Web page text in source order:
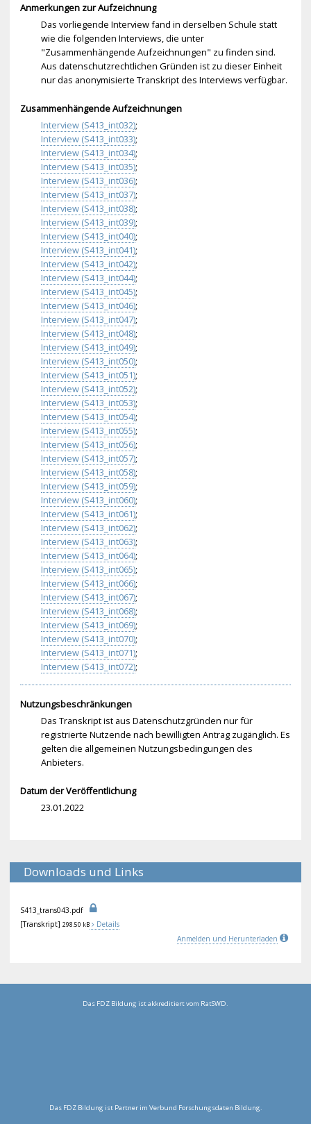
Anmerkungen zur Aufzeichnung
Das vorliegende Interview fand in derselben Schule statt
wie die folgenden Interviews, die unter
"Zusammenhängende Aufzeichnungen" zu finden sind.
Aus datenschutzrechtlichen Gründen ist zu dieser Einheit
nur das anonymisierte Transkript des Interviews verfügbar.
Zusammenhängende Aufzeichnungen
Interview (S413_int032);
Interview (S413_int033);
Interview (S413_int034);
Interview (S413_int035);
Interview (S413_int036);
Interview (S413_int037);
Interview (S413_int038);
Interview (S413_int039);
Interview (S413_int040);
Interview (S413_int041);
Interview (S413_int042);
Interview (S413_int044);
Interview (S413_int045);
Interview (S413_int046);
Interview (S413_int047);
Interview (S413_int048);
Interview (S413_int049);
Interview (S413_int050);
Interview (S413_int051);
Interview (S413_int052);
Interview (S413_int053);
Interview (S413_int054);
Interview (S413_int055);
Interview (S413_int056);
Interview (S413_int057);
Interview (S413_int058);
Interview (S413_int059);
Interview (S413_int060);
Interview (S413_int061);
Interview (S413_int062);
Interview (S413_int063);
Interview (S413_int064);
Interview (S413_int065);
Interview (S413_int066);
Interview (S413_int067);
Interview (S413_int068);
Interview (S413_int069);
Interview (S413_int070);
Interview (S413_int071);
Interview (S413_int072);
Nutzungsbeschränkungen
Das Transkript ist aus Datenschutzgründen nur für
registrierte Nutzende nach bewilligten Antrag zugänglich. Es
gelten die allgemeinen Nutzungsbedingungen des
Anbieters.
Datum der Veröffentlichung
23.01.2022
Downloads und Links
S413_trans043.pdf
[Transkript] 298.50 kB
Details
Anmelden und Herunterladen
Das FDZ Bildung ist akkreditiert vom RatSWD.
Das FDZ Bildung ist Partner im Verbund Forschungsdaten Bildung.